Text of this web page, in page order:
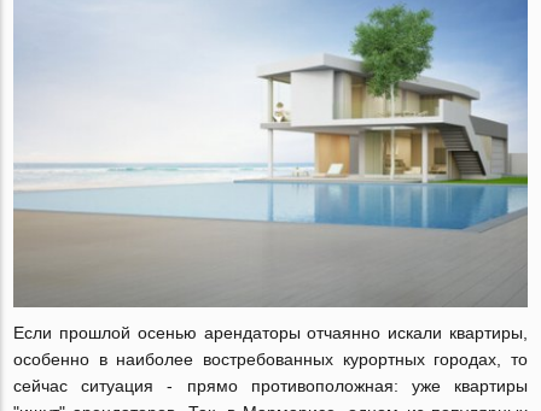
Если прошлой осенью арендаторы отчаянно искали квартиры,
особенно в наиболее востребованных курортных городах, то
сейчас ситуация - прямо противоположная: уже квартиры